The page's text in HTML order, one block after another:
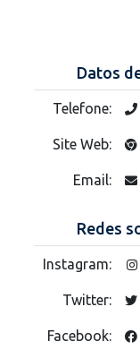
Datos
Telefone:
Site Web:
Email:
Redes
Instagram:
Twitter:
Facebook: